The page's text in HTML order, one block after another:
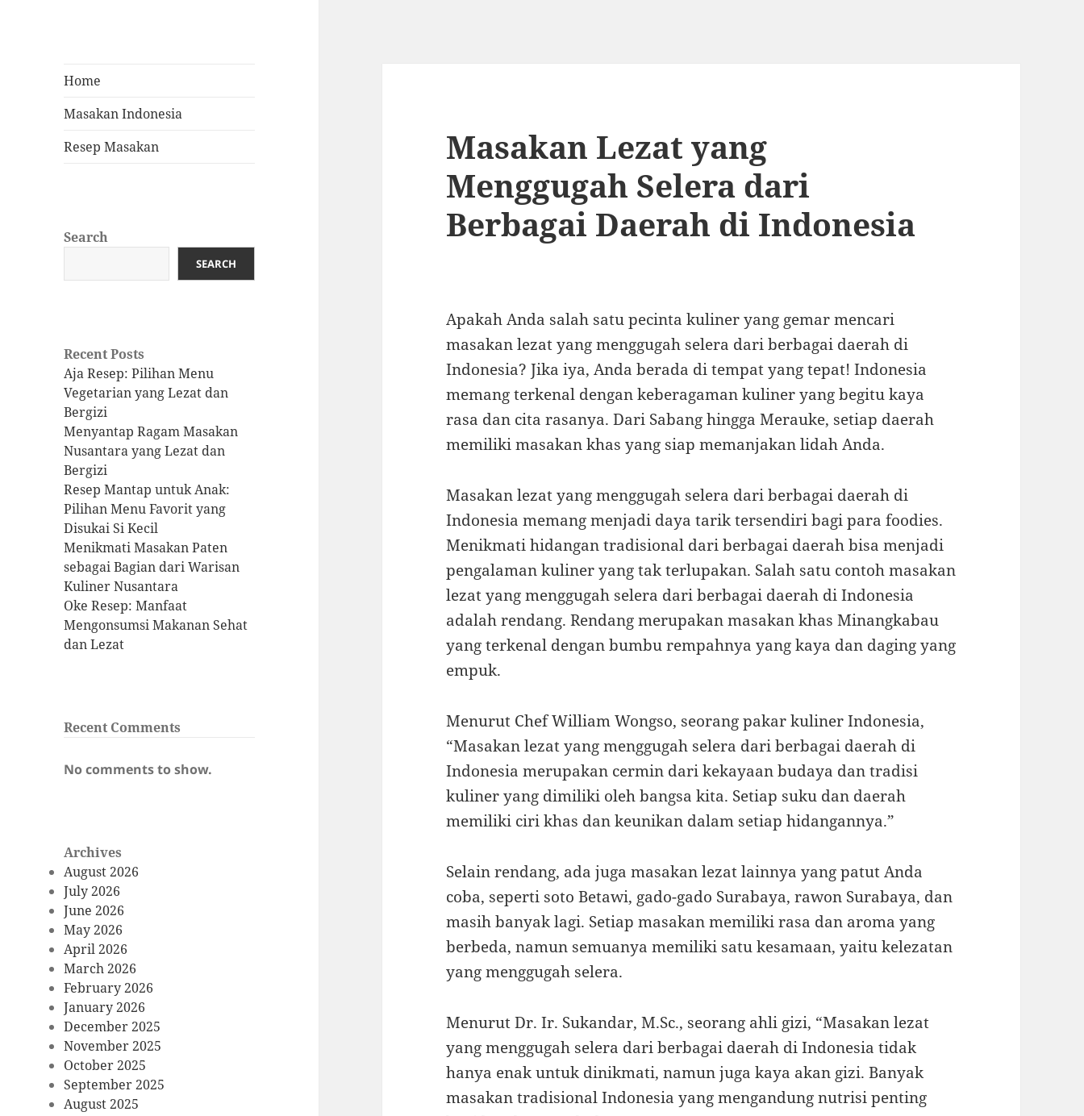
Home
Masakan Indonesia
Resep Masakan
Search
SEARCH
Recent Posts
Aja Resep: Pilihan Menu
Vegetarian yang Lezat dan
Bergizi
Menyantap Ragam Masakan
Nusantara yang Lezat dan
Bergizi
Resep Mantap untuk Anak:
Pilihan Menu Favorit yang
Disukai Si Kecil
Menikmati Masakan Paten
sebagai Bagian dari Warisan
Kuliner Nusantara
Oke Resep: Manfaat
Mengonsumsi Makanan Sehat
dan Lezat
Recent Comments
No comments to show.
Archives
August 2026
July 2026
June 2026
May 2026
April 2026
March 2026
February 2026
January 2026
December 2025
November 2025
October 2025
September 2025
August 2025
Masakan Lezat yang
Menggugah Selera dari
Berbagai Daerah di Indonesia
Apakah Anda salah satu pecinta kuliner yang gemar mencari
masakan lezat yang menggugah selera dari berbagai daerah di
Indonesia? Jika iya, Anda berada di tempat yang tepat! Indonesia
memang terkenal dengan keberagaman kuliner yang begitu kaya
rasa dan cita rasanya. Dari Sabang hingga Merauke, setiap daerah
memiliki masakan khas yang siap memanjakan lidah Anda.
Masakan lezat yang menggugah selera dari berbagai daerah di
Indonesia memang menjadi daya tarik tersendiri bagi para foodies.
Menikmati hidangan tradisional dari berbagai daerah bisa menjadi
pengalaman kuliner yang tak terlupakan. Salah satu contoh masakan
lezat yang menggugah selera dari berbagai daerah di Indonesia
adalah rendang. Rendang merupakan masakan khas Minangkabau
yang terkenal dengan bumbu rempahnya yang kaya dan daging yang
empuk.
Menurut Chef William Wongso, seorang pakar kuliner Indonesia,
“Masakan lezat yang menggugah selera dari berbagai daerah di
Indonesia merupakan cermin dari kekayaan budaya dan tradisi
kuliner yang dimiliki oleh bangsa kita. Setiap suku dan daerah
memiliki ciri khas dan keunikan dalam setiap hidangannya.”
Selain rendang, ada juga masakan lezat lainnya yang patut Anda
coba, seperti soto Betawi, gado-gado Surabaya, rawon Surabaya, dan
masih banyak lagi. Setiap masakan memiliki rasa dan aroma yang
berbeda, namun semuanya memiliki satu kesamaan, yaitu kelezatan
yang menggugah selera.
Menurut Dr. Ir. Sukandar, M.Sc., seorang ahli gizi, “Masakan lezat
yang menggugah selera dari berbagai daerah di Indonesia tidak
hanya enak untuk dinikmati, namun juga kaya akan gizi. Banyak
masakan tradisional Indonesia yang mengandung nutrisi penting